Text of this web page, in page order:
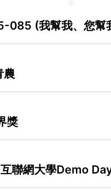
085 (我幫我、您幫
農
獎
聯網大學Demo